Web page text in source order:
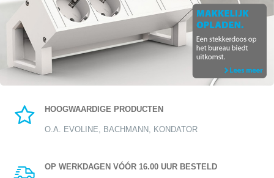
HOOGWAARDIGE PRODUCTEN
O.A. EVOLINE, BACHMANN, KONDATOR
OP WERKDAGEN VÓÓR 16.00 UUR BESTELD